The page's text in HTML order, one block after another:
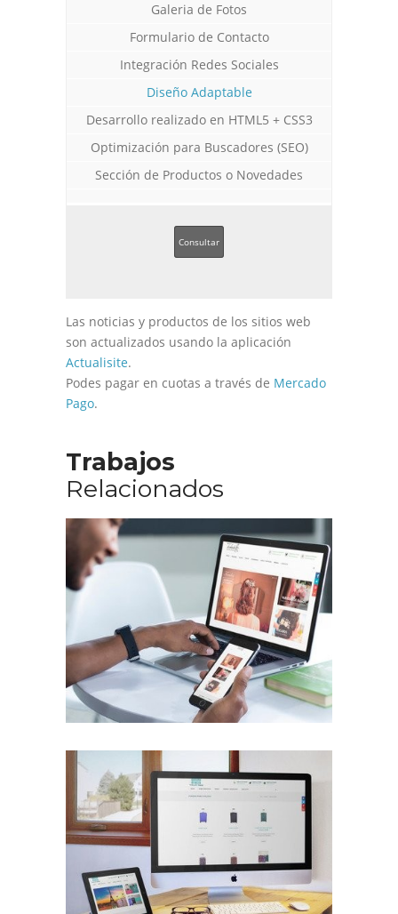
Galeria de Fotos
Formulario de Contacto
Integración Redes Sociales
Diseño Adaptable
Desarrollo realizado en HTML5 + CSS3
Optimización para Buscadores (SEO)
Sección de Productos o Novedades
Consultar
Las noticias y productos de los sitios web
son actualizados usando la aplicación
Actualisite.
Podes pagar en cuotas a través de Mercado
Pago.
Trabajos
Relacionados
Rediseño Web con Tienda Virtual
Trabajos Web
Diseño Web con Tienda Virtual
Trabajos Web